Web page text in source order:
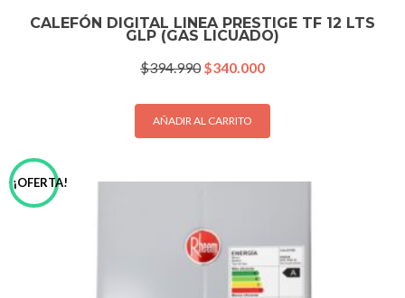
CALEFÓN DIGITAL LINEA PRESTIGE TF 12 LTS
GLP (GAS LICUADO)
$394.990 El
original
era:
$394.990.
$340.000El
actual
$340.000.
AÑADIR AL CARRITO
¡OFERTA!